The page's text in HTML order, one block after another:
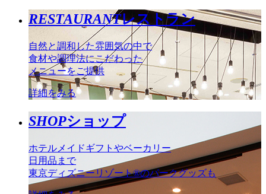
RESTAURANTレストラン
自然と調和した雰囲気の中で
食材や調理法にこだわった
メニューをご提供
詳細をみる
SHOPショップ
ホテルメイドギフトやベーカリー
日用品まで
東京ディズニーリゾート®のパークグッズも